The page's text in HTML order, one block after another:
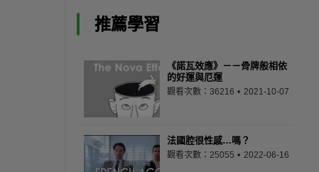
推薦學習
《諾瓦效應》－－骨牌般相依
的好運與厄運
觀看次數：36216 2021-10-07
法國腔很性感…嗎？
觀看次數：25055 2022-06-16